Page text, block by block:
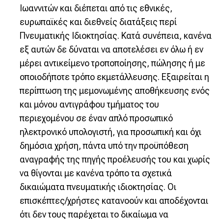
Ιωαννιτών και διέπεται από τις εθνικές,
ευρωπαϊκές και διεθνείς διατάξεις περί
Πνευματικής Ιδιοκτησίας. Κατά συνέπεια, κανένα
εξ αυτών δε δύναται να αποτελέσει εν όλω ή εν
μέρει αντικείμενο τροποποίησης, πώλησης ή με
οποιοδήποτε τρόπο εκμετάλλευσης. Εξαιρείται η
περίπτωση της μεμονωμένης αποθήκευσης ενός
και μόνου αντιγράφου τμήματος του
περιεχομένου σε έναν απλό προσωπικό
ηλεκτρονικό υπολογιστή, για προσωπική και όχι
δημόσια χρήση, πάντα υπό την προϋπόθεση
αναγραφής της πηγής προέλευσής του και χωρίς
να θίγονται με κανένα τρόπο τα σχετικά
δικαιώματα πνευματικής ιδιοκτησίας. Οι
επισκέπτες/χρήστες κατανοούν και αποδέχονται
ότι δεν τους παρέχεται το δικαίωμα να